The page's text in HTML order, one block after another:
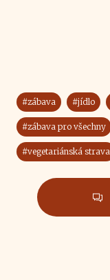
#zábava #jídlo
#zábava pro všechny
#vegetariánská strava